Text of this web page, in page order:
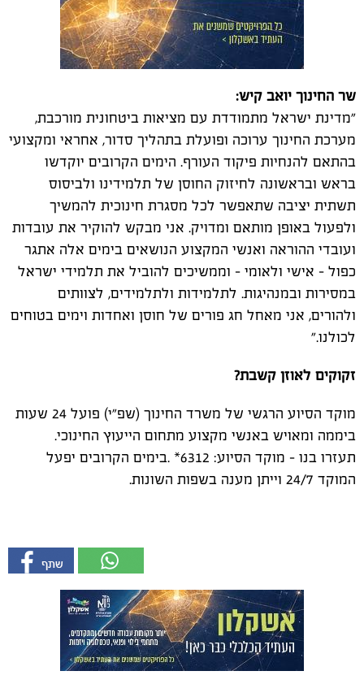
שר החינוך יואב קיש:
"מדינת ישראל מתמודדת עם מציאות ביטחונית מורכבת,
מערכת החינוך ערוכה ופועלת בתהליך סדור, אחראי ומקצועי
בהתאם להנחיות פיקוד העורף. הימים הקרובים יוקדשו
בראש ובראשונה לחיזוק החוסן של תלמידינו ולביסוס
תשתית יציבה שתאפשר לכל מסגרת חינוכית להמשיך
ולפעול באופן מותאם ומדויק. אני מבקש להוקיר את עובדות
ועובדי ההוראה ואנשי המקצוע הנושאים בימים אלה אתגר
כפול - אישי ולאומי - וממשיכים להוביל את תלמידי ישראל
במסירות ובמנהיגות. לתלמידות ולתלמידים, לצוותים
ולהורים, אני מאחל חג פורים של חוסן ואחדות וימים בטוחים
לכולנו."
זקוקים לאוזן קשבת?
מוקד הסיוע הרגשי של משרד החינוך (שפ"י) פועל 24 שעות
ביממה ומאויש באנשי מקצוע מתחום הייעוץ החינוכי.
תעזרו בנו - מוקד הסיוע: 6312* .בימים הקרובים יפעל
המוקד 24/7 וייתן מענה בשפות השונות.